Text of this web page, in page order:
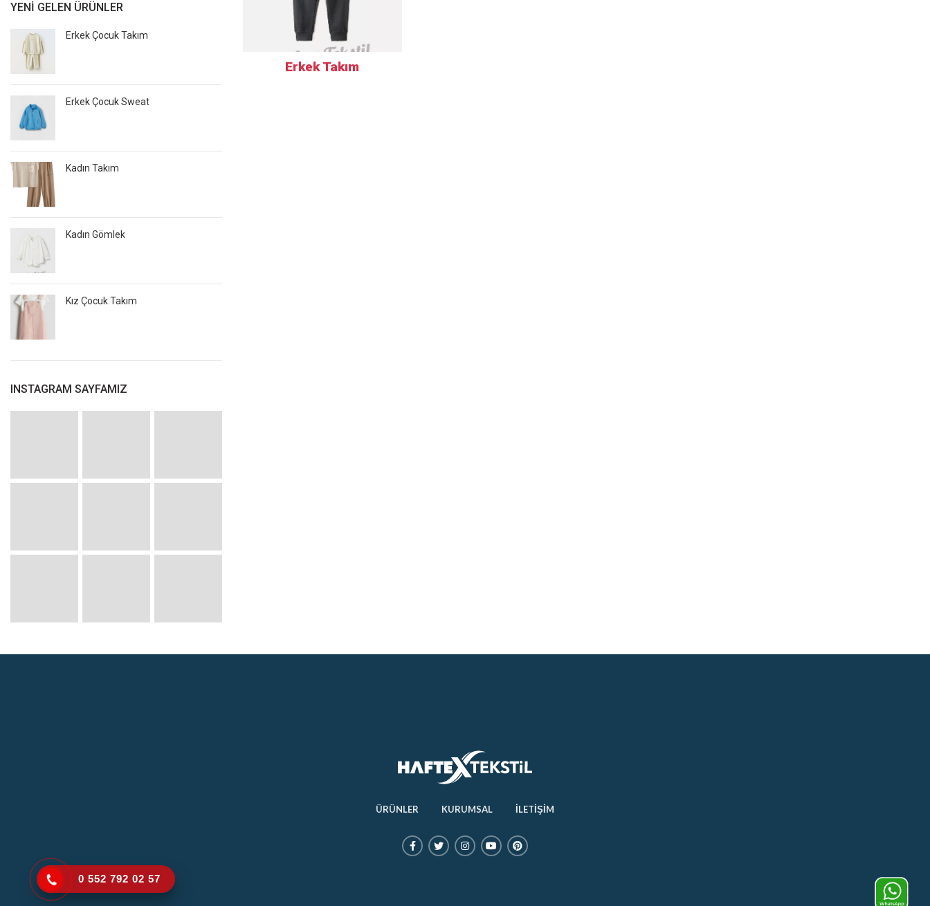
YENI GELEN ÜRÜNLER
Erkek Çocuk Takım
Erkek Çocuk Sweat
Kadın Takım
Kadın Gömlek
Kız Çocuk Takım
INSTAGRAM SAYFAMIZ
Erkek Takım
ÜRÜNLER KURUMSAL İLETİŞİM
0 552 792 02 57